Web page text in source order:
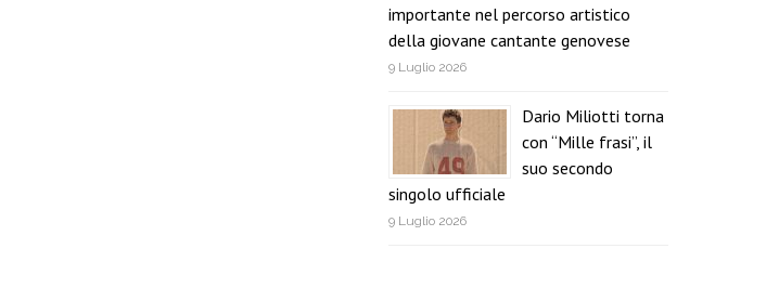
importante nel percorso artistico
della giovane cantante genovese
9 Luglio 2026
Dario Miliotti torna
con “Mille frasi”, il
suo secondo
singolo ufficiale
9 Luglio 2026